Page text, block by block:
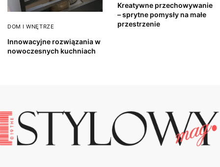
DOM I WNĘTRZE
Innowacyjne rozwiązania w
nowoczesnych kuchniach
Kreatywne przechowywanie
– sprytne pomysły na małe
przestrzenie